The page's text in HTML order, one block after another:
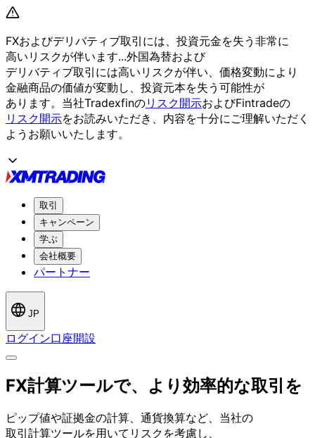
FXおよびデリバティブ取引には、 投資元金を失う 非常に
高いリスクが伴います...外国為替および
デリバティブ取引には高いリスクが伴い、 価格変動により
金融商品の価値が変動し、 投資元本を失う 可能性が
あります。 当社Tradexfinのリスク開示およびFintradeの
リスク開示をお読みいただき、 内容を十分にご理解いただく
よう お願いいたします。
取引
キャンペーン
学ぶ
会社概要
パートナー
JP
ログイン口座開設
FX計算ツールで、 より 効率的な取引を
ピップ値や証拠金の計算、 通貨換算など、 当社の
取引計算ツールを用いて リスクを考慮し、